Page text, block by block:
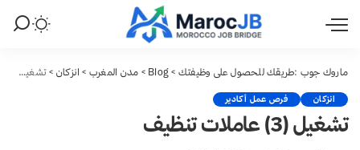
ماروك جوب :طريقك للحصول على وظيفتك >
Blog
> مدن المغرب > انزكان > تشغيل (3) عاملات تنظيف
انزكان فرص عمل أكادير
تشغيل (3) عاملات تنظيف